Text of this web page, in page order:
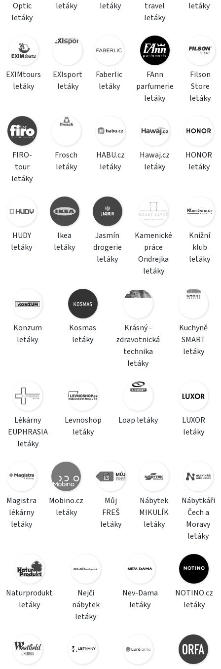
Optic
letáky
letáky
letáky
travel
letáky
letáky
EXIMtours
letáky
EXIsport
letáky
Faberlic
letáky
FAnn
parfumerie
letáky
Filson
Store
letáky
FIRO-
tour
letáky
Frosch
letáky
HABU.cz
letáky
Hawaj.cz
letáky
HONOR
letáky
HUDY
letáky
Ikea
letáky
Jasmín
drogerie
letáky
Kamenické
práce
Ondrejka
letáky
Knižní
klub
letáky
Konzum
letáky
Kosmas
letáky
Krásný -
zdravotnická
technika
letáky
Kuchyně
SMART
letáky
Lékárny
EUPHRASIA
letáky
Levnoshop
letáky
Loap letáky
LUXOR
letáky
Magistra
lékárny
letáky
Mobino.cz
letáky
Můj
FREŠ
letáky
Nábytek
MIKULÍK
letáky
Nábytkáři
Čech a
Moravy
letáky
Naturprodukt
letáky
Nejči
nábytek
letáky
Nev-Dama
letáky
NOTINO.cz
letáky